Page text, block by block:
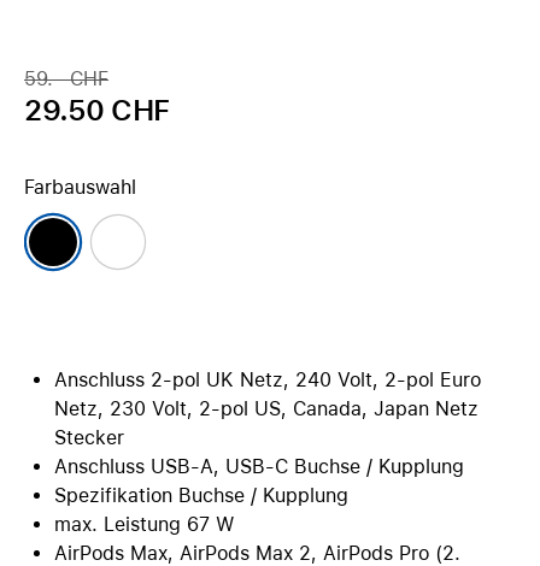
59.– CHF
29.50 CHF
Farbauswahl
Anschluss 2-pol UK Netz, 240 Volt, 2-pol Euro
Netz, 230 Volt, 2-pol US, Canada, Japan Netz
Stecker
Anschluss USB-A, USB-C Buchse / Kupplung
Spezifikation Buchse / Kupplung
max. Leistung 67 W
AirPods Max, AirPods Max 2, AirPods Pro (2.